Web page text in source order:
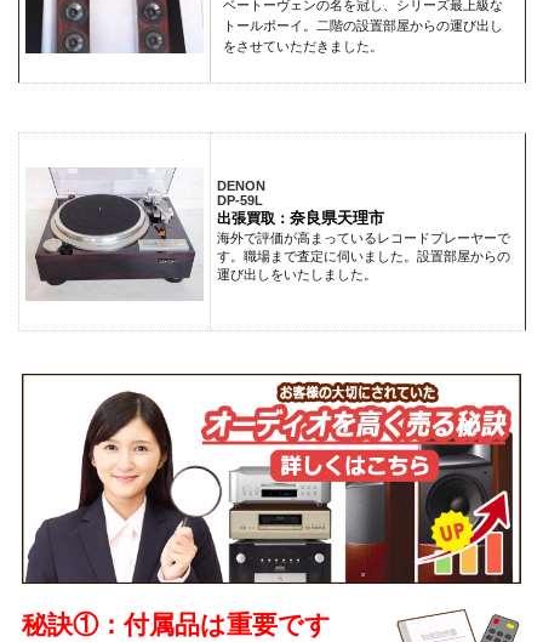
ベートーヴェンの名を冠し、シリーズ最上級な
トールボーイ。二階の設置部屋からの運び出し
をさせていただきました。
DENON
DP-59L
出張買取： 奈良県天理市
海外で評価が高まっているレコードプレーヤーで
す。職場まで査定に伺いました。設置部屋からの
運び出しをいたしました。
秘訣①：付属品は重要です